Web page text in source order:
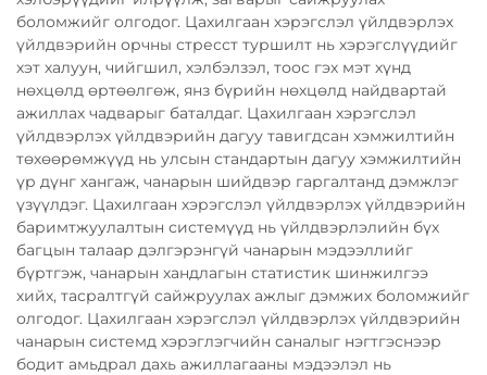
боломжийг олгодог. Цахилгаан хэрэгслэл үйлдвэрлэх
үйлдвэрийн орчны стресст туршилт нь хэрэгслүүдийг
хэт халуун, чийгшил, хэлбэлзэл, тоос гэх мэт хүнд
нөхцөлд өртөөлгөж, янз бүрийн нөхцөлд найдвартай
ажиллах чадварыг баталдаг. Цахилгаан хэрэгслэл
үйлдвэрлэх үйлдвэрийн дагуу тавигдсан хэмжилтийн
төхөөрөмжүүд нь улсын стандартын дагуу хэмжилтийн
үр дүнг хангаж, чанарын шийдвэр гаргалтанд дэмжлэг
үзүүлдэг. Цахилгаан хэрэгслэл үйлдвэрлэх үйлдвэрийн
баримтжуулалтын системүүд нь үйлдвэрлэлийн бүх
багцын талаар дэлгэрэнгүй чанарын мэдээллийг
бүртгэж, чанарын хандлагын статистик шинжилгээ
хийх, тасралтгүй сайжруулах ажлыг дэмжих боломжийг
олгодог. Цахилгаан хэрэгслэл үйлдвэрлэх үйлдвэрийн
чанарын системд хэрэглэгчийн саналыг нэгтгэснээр
бодит амьдрал дахь ажиллагааны мэдээлэл нь